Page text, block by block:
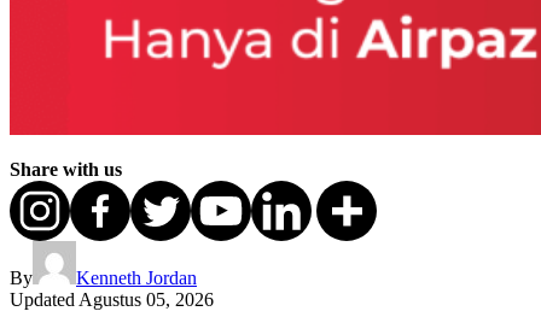
Share with us
By
Kenneth Jordan
Updated Agustus 05, 2026